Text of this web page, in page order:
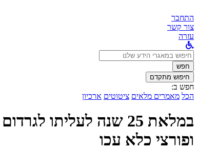
התחבר
צור קשר
עזרה
לחפש
ב:חפש
חיפוש מתקדם
חפש ב:
הכל מאמרים מלאים ציטוטים ארכיון
במלאת 25 שנה
ופורצי כלא עכו